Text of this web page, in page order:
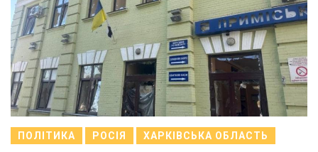
ПОЛІТИКА РОСІЯ ХАРКІВСЬКА ОБЛАСТЬ